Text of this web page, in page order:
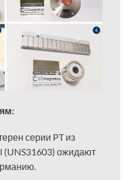
серии PT из
ожидают